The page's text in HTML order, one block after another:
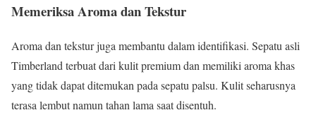
Memeriksa Aroma dan Tekstur
Aroma dan tekstur juga membantu dalam identifikasi. Sepatu asli
Timberland terbuat dari kulit premium dan memiliki aroma khas
yang tidak dapat ditemukan pada sepatu palsu. Kulit seharusnya
terasa lembut namun tahan lama saat disentuh.